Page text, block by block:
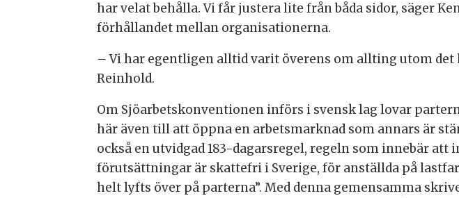
har velat behålla. Vi får justera lite från båda sidor, säger
förhållandet mellan organisationerna.
– Vi har egentligen alltid varit överens om allting utom det
Reinhold.
Om Sjöarbetskonventionen införs i svensk lag lovar
här även till att öppna en arbetsmarknad som annars är
också en utvidgad 183-dagarsregel, regeln som innebär
förutsättningar är skattefri i Sverige, för anställda på
helt lyfts över på parterna”. Med denna gemensamma